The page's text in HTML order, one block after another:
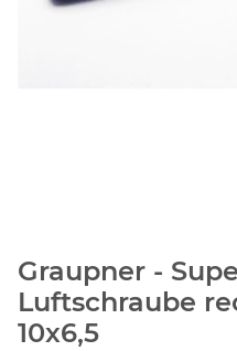
Graupner -
Luftschraube
10x6,5